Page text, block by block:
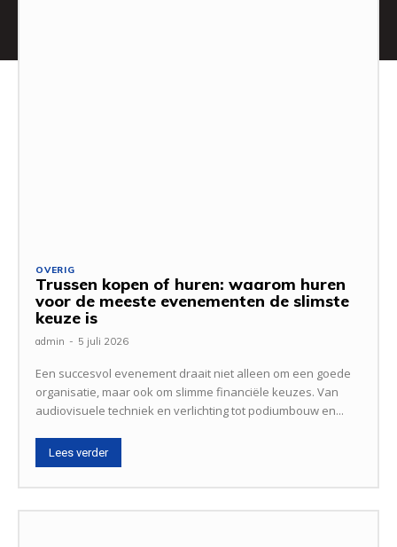
OVERIG
Trussen kopen of huren: waarom huren
voor de meeste evenementen de slimste
keuze is
admin - 5 juli 2026
Een succesvol evenement draait niet alleen om een goede
organisatie, maar ook om slimme financiële keuzes. Van
audiovisuele techniek en verlichting tot podiumbouw en...
Lees verder